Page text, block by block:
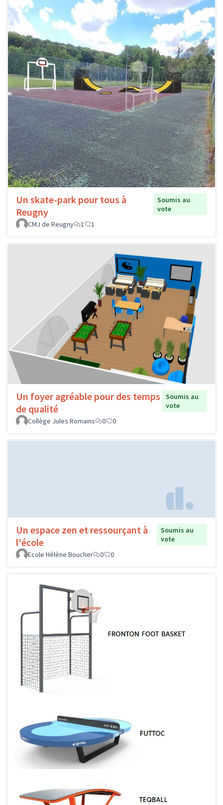
Un skate-park pour tous à
Reugny
Soumis au
vote
CMJ de Reugny
1 1
Un foyer agréable pour des temps
de qualité
Soumis au
vote
Collège Jules Romains
0 0
Un espace zen et ressourçant à
l'école
Soumis au
vote
Ecole Hélène Boucher
0 0